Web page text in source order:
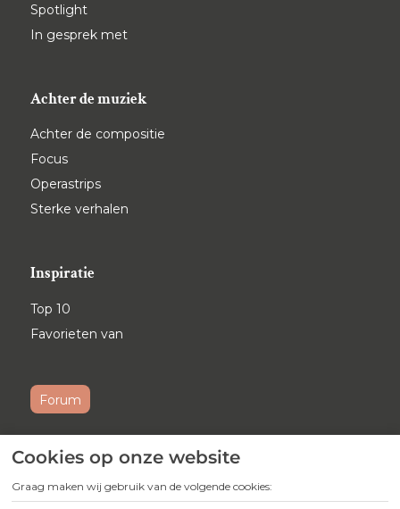
Cookies op onze website
Graag maken wij gebruik van de volgende cookies:
Spotlight
In gesprek met
Achter de muziek
Achter de compositie
Focus
Operastrips
Sterke verhalen
Inspiratie
Top 10
Favorieten van
Forum
Ontvang maandelijks onze
nieuwsbrief